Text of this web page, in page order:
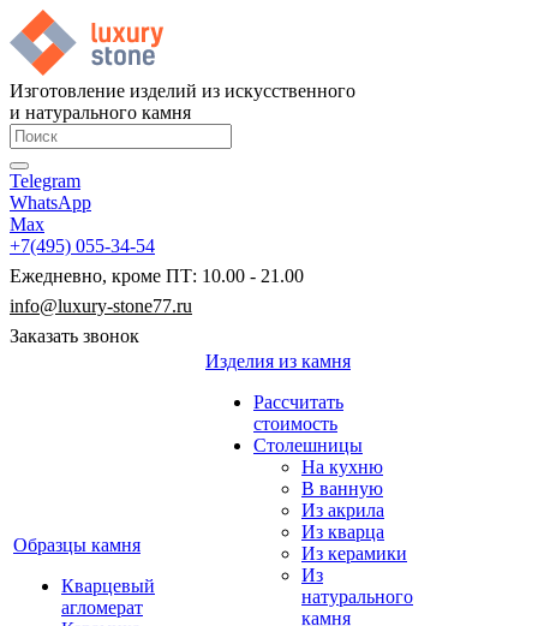
Изготовление изделий из искусственного
и натурального камня
Telegram
WhatsApp
Max
+7(495) 055-34-54
Ежедневно, кроме ПТ: 10.00 - 21.00
info@luxury-stone77.ru
Заказать звонок
Образцы камня
Кварцевый
агломерат
Изделия из камня
Рассчитать
стоимость
Столешницы
На кухню
В ванную
Из акрила
Из кварца
Из керамики
Из
натурального
камня